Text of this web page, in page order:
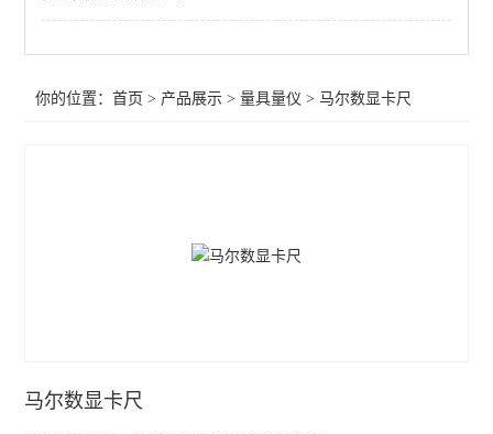
螺纹环规
你的位置：首页 > 产品展示 >量具量仪 >马尔数显卡尺
马尔数显卡尺